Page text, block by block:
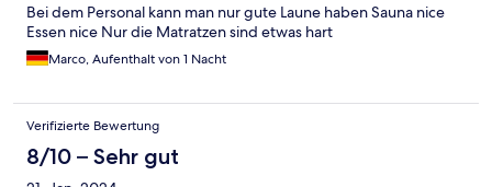
Bei dem Personal kann man nur gute Laune haben Sauna nice
Essen nice Nur die Matratzen sind etwas hart
Marco, Aufenthalt von 1 Nacht
Verifizierte Bewertung
8/10 – Sehr gut